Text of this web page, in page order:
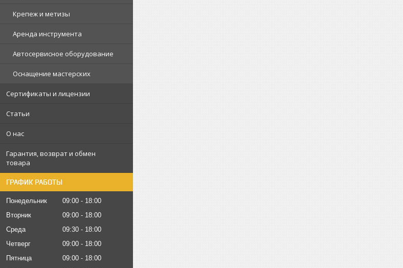
Крепеж и метизы
Аренда инструмента
Автосервисное оборудование
Оснащение мастерских
Сертификаты и лицензии
Статьи
О нас
Гарантия, возврат и обмен
товара
ГРАФИК РАБОТЫ
Понедельник 09:00
18:00
Вторник
09:00
18:00
Среда
09:30
18:00
Четверг
09:00
18:00
Пятница
09:00
18:00